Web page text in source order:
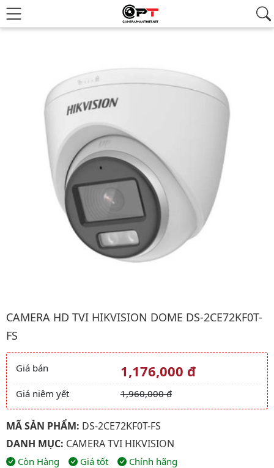
CAMERA HD TVI HIKVISION DOME DS-2CE72KF0T-
FS
Giá và khuyến mãi
Giá bán 1,176,000 đ
Giá niêm yết 1,960,000 đ
MÃ SẢN PHẨM: DS-2CE72KF0T-FS
DANH MỤC: CAMERA TVI HIKVISION
Còn Hàng Giá tốt Chính hãng